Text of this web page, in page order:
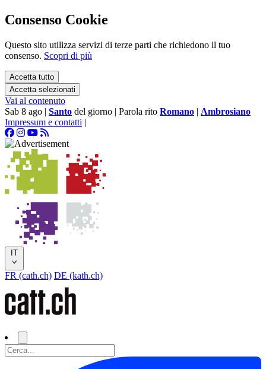
Consenso Cookie
Questo sito utilizza servizi di terze parti che richiedono il tuo
consenso. Scopri di più
Accetta tutto
Accetta selezionati
Vai al contenuto
Sab 8 ago | Santo del giorno | Parola rito Romano | Ambrosiano
Impressum e contatti |
IT
FR (cath.ch) DE (kath.ch)